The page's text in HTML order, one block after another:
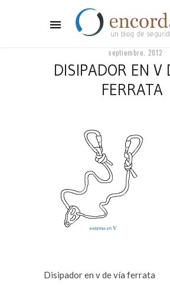
septiembre, 2012
DISIPADOR EN V
FERRATA
Disipador en v de vía ferrata